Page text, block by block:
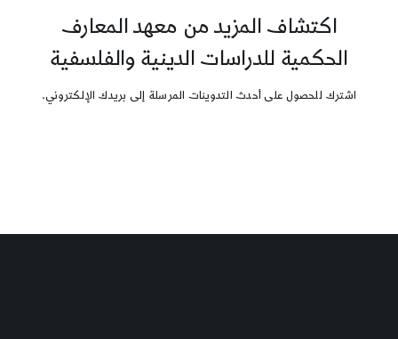
اكتشاف المزيد من معهد المعارف
الحكمية للدراسات الدينية والفلسفية
اشترك للحصول على أحدث التدوينات المرسلة إلى بريدك الإلكتروني.